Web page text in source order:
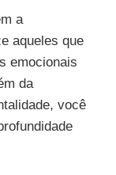
a
aqueles que
emocionais
da
você